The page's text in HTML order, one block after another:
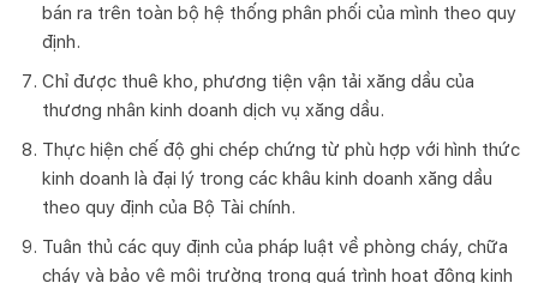
bán ra trên toàn bộ hệ thống phân phối của mình theo quy
định.
Chỉ được thuê kho, phương tiện vận tải xăng dầu của
thương nhân kinh doanh dịch vụ xăng dầu.
Thực hiện chế độ ghi chép chứng từ phù hợp với hình thức
kinh doanh là đại lý trong các khâu kinh doanh xăng dầu
theo quy định của Bộ Tài chính.
Tuân thủ các quy định của pháp luật về phòng cháy, chữa
cháy và bảo vệ môi trường trong quá trình hoạt động kinh